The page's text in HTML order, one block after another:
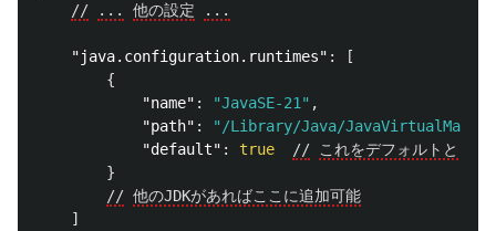
//
... 他の設定 ...
"java.configuration.runtimes" :
[
{
"name" : "JavaSE-21" ,
"path" :
"/Library/Java/
"default" : true //
これをデフォルトとして
}
// 他のJDKがあればここに追加可能
]